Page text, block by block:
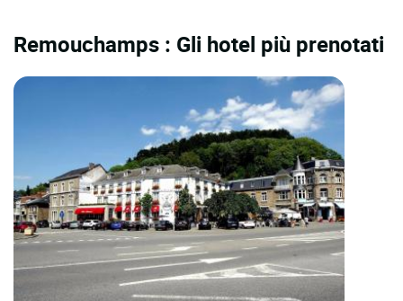
Remouchamps : Gli hotel più prenotati